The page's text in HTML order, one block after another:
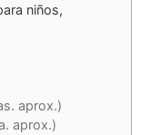
niños,
aprox.)
aprox.)